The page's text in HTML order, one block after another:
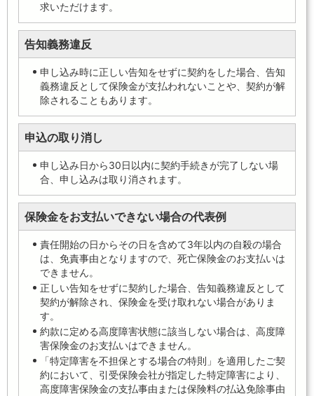
求いただけます。
告知義務違反
申し込み時に正しい告知をせずに契約をした場合、告知
義務違反として保険金が支払われないことや、契約が解
除されることもあります。
申込の取り消し
申し込み日から30日以内に契約手続きが完了しない場
合、申し込みは取り消されます。
保険金をお支払いできない場合の代表例
責任開始の日からその日を含めて3年以内の自殺の場合
は、免責事由となりますので、死亡保険金のお支払いは
できません。
正しい告知をせずに契約した場合、告知義務違反として
契約が解除され、保険金を受け取れない場合がありま
す。
約款に定める高度障害状態に該当しない場合は、高度障
害保険金のお支払いはできません。
「特定障害を不担保とする場合の特則」を適用したご契
約において、引受保険会社が指定した特定障害により、
高度障害保険金の支払事由または保険料の払込免除事由